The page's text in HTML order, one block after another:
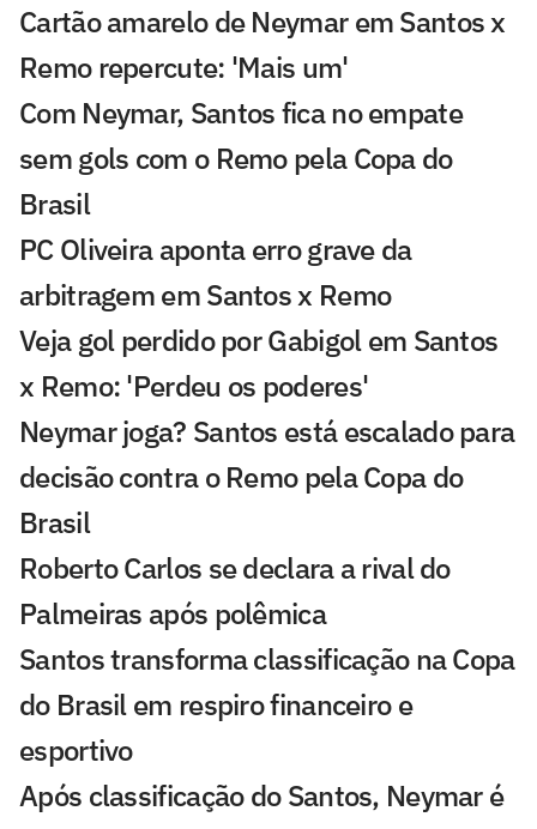
Cartão amarelo de Neymar em Santos x
Remo repercute: 'Mais um'
Com Neymar, Santos fica no empate
sem gols com o Remo pela Copa do
Brasil
PC Oliveira aponta erro grave da
arbitragem em Santos x Remo
Veja gol perdido por Gabigol em Santos
x Remo: 'Perdeu os poderes'
Neymar joga? Santos está escalado para
decisão contra o Remo pela Copa do
Brasil
Roberto Carlos se declara a rival do
Palmeiras após polêmica
Santos transforma classificação na Copa
do Brasil em respiro financeiro e
esportivo
Após classificação do Santos, Neymar é